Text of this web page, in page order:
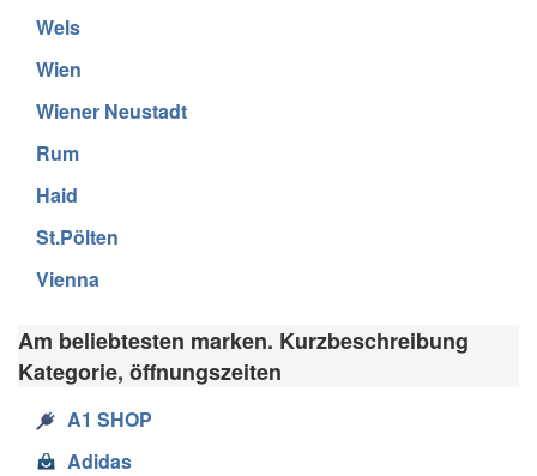
Wels
Wien
Wiener Neustadt
Rum
Haid
St.Pölten
Vienna
Am beliebtesten marken. Kurzbeschreibung
Kategorie, öffnungszeiten
A1 SHOP
Adidas